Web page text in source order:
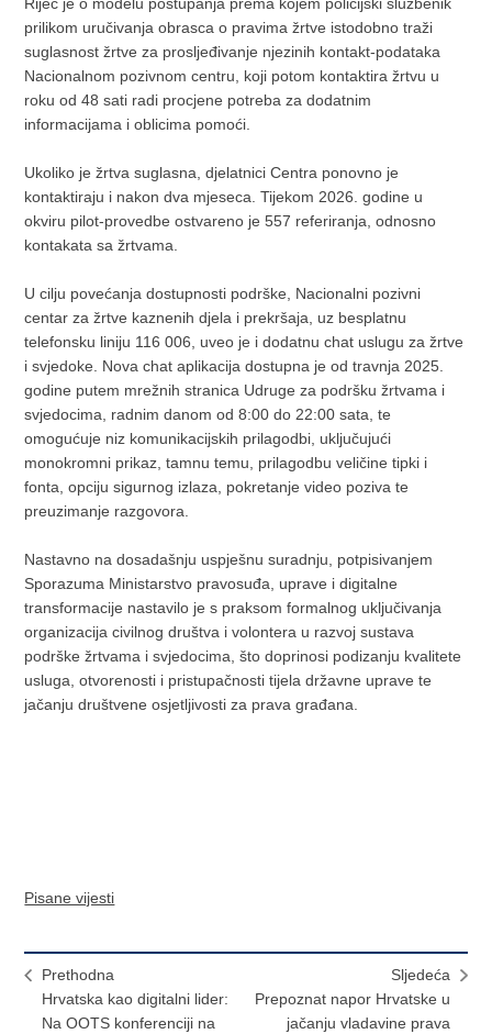
prilikom uručivanja obrasca o pravima žrtve istodobno traži
suglasnost žrtve za prosljeđivanje njezinih kontakt-podataka
Nacionalnom pozivnom centru, koji potom kontaktira žrtvu u
roku od 48 sati radi procjene potreba za dodatnim
informacijama i oblicima pomoći.
Ukoliko je žrtva suglasna, djelatnici Centra ponovno je
kontaktiraju i nakon dva mjeseca. Tijekom 2026. godine u
okviru pilot-provedbe ostvareno je 557 referiranja, odnosno
kontakata sa žrtvama.
U cilju povećanja dostupnosti podrške, Nacionalni pozivni
centar za žrtve kaznenih djela i prekršaja, uz besplatnu
telefonsku liniju 116 006, uveo je i dodatnu chat uslugu za žrtve
i svjedoke. Nova chat aplikacija dostupna je od travnja 2025.
godine putem mrežnih stranica Udruge za podršku žrtvama i
svjedocima, radnim danom od 8:00 do 22:00 sata, te
omogućuje niz komunikacijskih prilagodbi, uključujući
monokromni prikaz, tamnu temu, prilagodbu veličine tipki i
fonta, opciju sigurnog izlaza, pokretanje video poziva te
preuzimanje razgovora.
Nastavno na dosadašnju uspješnu suradnju, potpisivanjem
Sporazuma Ministarstvo pravosuđa, uprave i digitalne
transformacije nastavilo je s praksom formalnog uključivanja
organizacija civilnog društva i volontera u razvoj sustava
podrške žrtvama i svjedocima, što doprinosi podizanju kvalitete
usluga, otvorenosti i pristupačnosti tijela državne uprave te
jačanju društvene osjetljivosti za prava građana.
Pisane vijesti
Prethodna
Hrvatska kao digitalni lider:
Na OOTS konferenciji na
Sljedeća
Prepoznat napor Hrvatske u
jačanju vladavine prava